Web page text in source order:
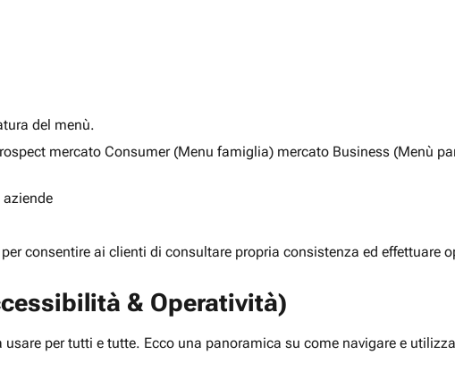
del menù.
mercato Consumer (Menu famiglia) mercato Business (Menù
consentire ai clienti di consultare propria consistenza ed effettuare
& Operatività)
usare per tutti e tutte. Ecco una panoramica su come navigare e